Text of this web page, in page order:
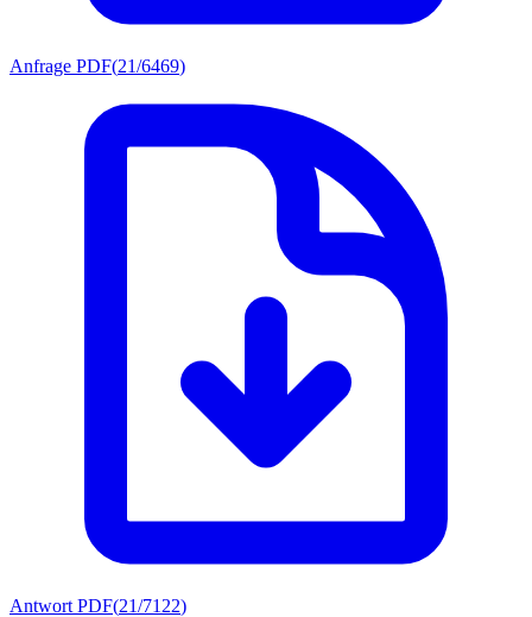
Anfrage PDF(21/6469)
Antwort PDF(21/7122)